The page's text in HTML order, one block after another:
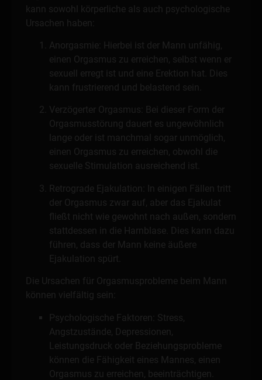
kann sowohl körperliche als auch psychologische
Ursachen haben:
Anorgasmie: Hierbei ist der Mann unfähig,
einen Orgasmus zu erreichen, selbst wenn er
sexuell erregt ist und eine Erektion hat. Dies
kann frustrierend und belastend sein.
Verzögerter Orgasmus: Bei dieser Form der
Orgasmusstörung dauert es ungewöhnlich
lange oder ist manchmal sogar unmöglich,
einen Orgasmus zu erreichen, obwohl die
sexuelle Stimulation ausreichend ist.
Retrograde Ejakulation: In einigen Fällen tritt
der Orgasmus zwar auf, aber das Ejakulat
fließt nicht wie gewohnt nach außen, sondern
stattdessen in die Harnblase. Dies kann dazu
führen, dass der Mann keine äußere
Ejakulation spürt.
Die Ursachen für Orgasmusprobleme beim Mann
können vielfältig sein:
Psychologische Faktoren: Stress,
Angstzustände, Depressionen,
Leistungsdruck oder Beziehungsprobleme
können die Fähigkeit eines Mannes, einen
Orgasmus zu erreichen, beeinträchtigen.